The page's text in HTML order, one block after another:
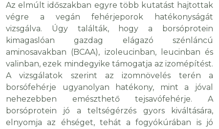
Az elmúlt időszakban egyre több kutatást hajtottak
végre a vegán fehérjeporok hatékonyságát
vizsgálva. Úgy találták, hogy a borsóprotein
kimagaslóan gazdag elágazó szénláncú
aminosavakban (BCAA), izoleucinban, leucinban és
valinban, ezek mindegyike támogatja az izomépítést.
A vizsgálatok szerint az izomnövelés terén a
borsófehérje ugyanolyan hatékony, mint a jóval
nehezebben emészthető tejsavófehérje. A
borsóprotein jó a teltségérzés gyors kiváltására,
elnyomja az éhséget, tehát a fogyókúrában is jó